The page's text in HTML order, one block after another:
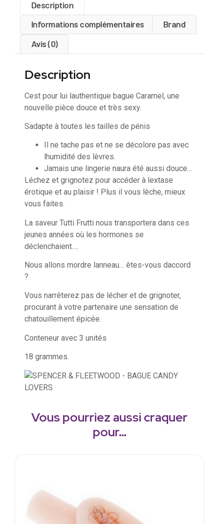
Description
Informations complémentaires
Brand
Avis (0)
Description
Cest pour lui lauthentique bague Caramel, une
nouvelle pièce douce et très sexy.
Sadapte à toutes les tailles de pénis
Il ne tache pas et ne se décolore pas avec
lhumidité des lèvres.
Jamais une lingerie naura été aussi douce…
Léchez et grignotez pour accéder à lextase
érotique et au plaisir ! Plus il vous lèche, mieux
vous faites.
La saveur Tutti Frutti nous transportera dans ces
jeunes années où les hormones se
déclenchaient….
Nous allons mordre lanneau… êtes-vous daccord
?
Vous narrêterez pas de lécher et de grignoter,
procurant à votre partenaire une sensation de
chatouillement épicée.
Conteneur avec 3 unités
18 grammes.
Vous pourriez aussi craquer
pour…